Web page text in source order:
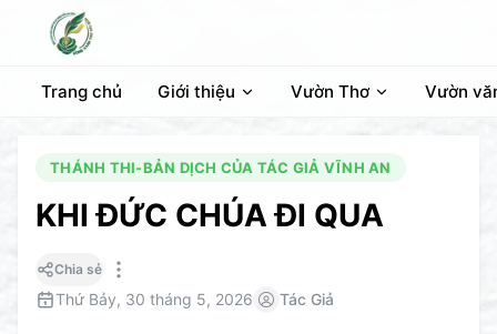
Trang chủ Giới thiệu Vườn Thơ Vườn
THÁNH THI-BẢN DỊCH CỦA TÁC GIẢ VĨNH AN
KHI ĐỨC CHÚA ĐI QUA
Chia sẻ
Thứ Bảy, 30 tháng 5, 2026 Tác Giả